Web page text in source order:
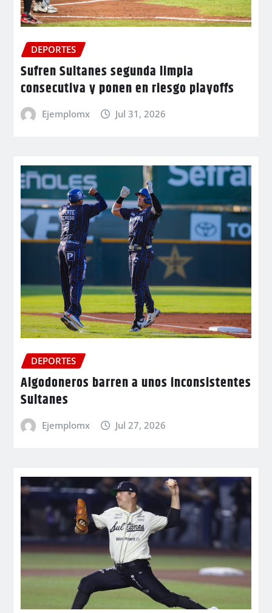
DEPORTES
Sufren Sultanes segunda limpia
consecutiva y ponen en riesgo playoffs
Ejemplomx Jul 31, 2026
DEPORTES
Algodoneros barren a unos inconsistentes
Sultanes
Ejemplomx Jul 27, 2026